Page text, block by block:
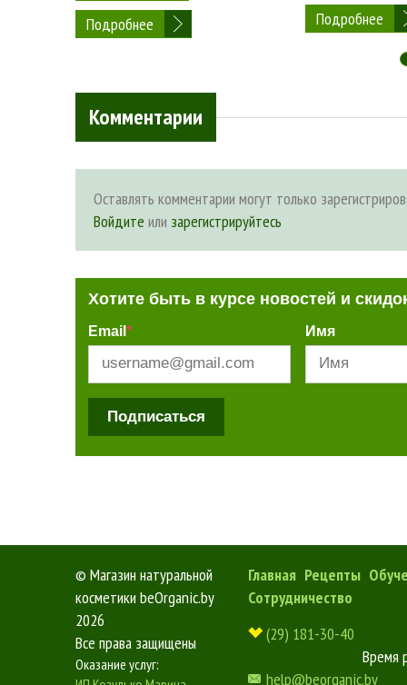
Подробнее
Подробнее
Комментарии
Оставлять комментарии могут только
Войдите или зарегистрируйтесь
Хотите быть в курсе новостей и
Email * Имя
Подписаться
© Магазин натуральной
косметики beOrganic.by
2026
Все права защищены
Оказание услуг:
Главная Рецепты
Сотрудничество
(29) 181-30-40
Время
help@beorganic.by